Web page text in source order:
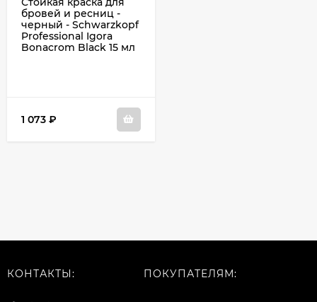
бровей и ресниц -
черный - Schwarzkopf
Professional Igora
Bonacrom Black 15 мл
1 073 ₽
КОНТАКТЫ: ПОКУПАТЕЛЯМ: